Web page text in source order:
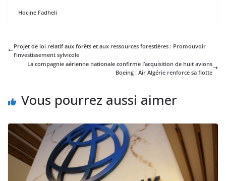
Hocine Fadheli
Projet de loi relatif aux forêts et aux ressources forestières : Promouvoir
l’investissement sylvicole
La compagnie aérienne nationale confirme l’acquisition de huit avions
Boeing : Air Algérie renforce sa flotte
Vous pourrez aussi aimer